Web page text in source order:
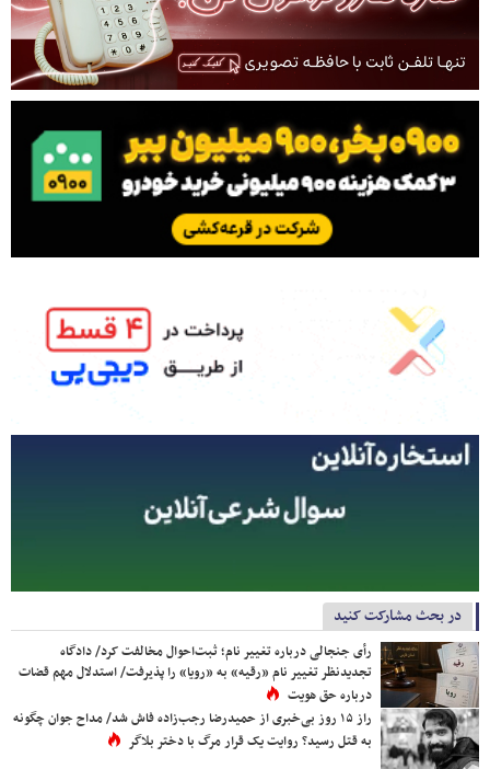
در بحث مشارکت کنید
رأی جنجالی درباره تغییر نام؛ ثبت‌احوال مخالفت کرد/ دادگاه
تجدیدنظر تغییر نام «رقیه» به «رویا» را پذیرفت/ استدلال مهم قضات
درباره حق هویت
راز ۱۵ روز بی‌خبری از حمیدرضا رجب‌زاده فاش شد/ مداح جوان چگونه
به قتل رسید؟ روایت یک قرار مرگ با دختر بلاگر